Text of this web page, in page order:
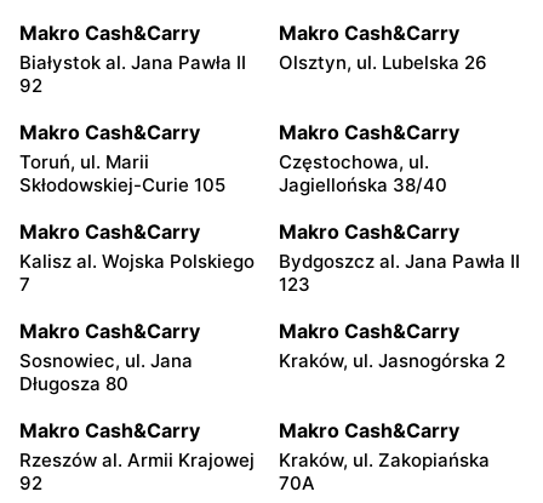
Makro Cash&Carry
Białystok al. Jana Pawła II
92
Makro Cash&Carry
Olsztyn, ul. Lubelska 26
Makro Cash&Carry
Toruń, ul. Marii
Skłodowskiej-Curie 105
Makro Cash&Carry
Częstochowa, ul.
Jagiellońska 38/40
Makro Cash&Carry
Kalisz al. Wojska Polskiego
7
Makro Cash&Carry
Bydgoszcz al. Jana Pawła II
123
Makro Cash&Carry
Sosnowiec, ul. Jana
Długosza 80
Makro Cash&Carry
Kraków, ul. Jasnogórska 2
Makro Cash&Carry
Rzeszów al. Armii Krajowej
92
Makro Cash&Carry
Kraków, ul. Zakopiańska
70A